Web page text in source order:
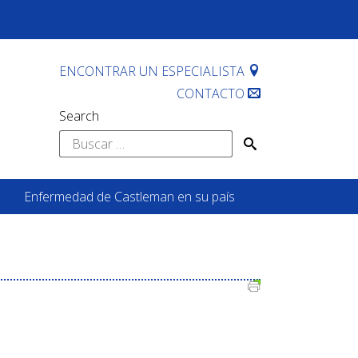
ENCONTRAR UN ESPECIALISTA
CONTACTO
Search
Buscar:
Enfermedad de Castleman en su país